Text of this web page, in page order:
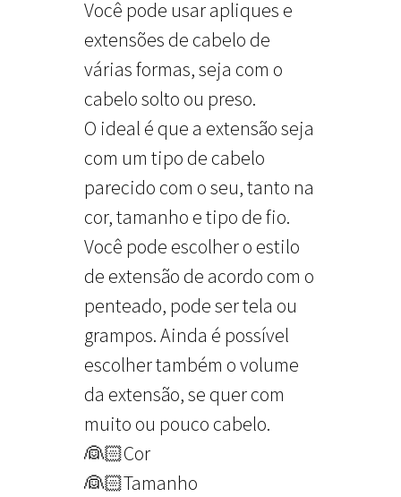
Você pode usar apliques e
extensões de cabelo de
várias formas, seja com o
cabelo solto ou preso.
O ideal é que a extensão seja
com um tipo de cabelo
parecido com o seu, tanto na
cor, tamanho e tipo de fio.
Você pode escolher o estilo
de extensão de acordo com o
penteado, pode ser tela ou
grampos. Ainda é possível
escolher também o volume
da extensão, se quer com
muito ou pouco cabelo.
👰🏻Cor
👰🏻Tamanho